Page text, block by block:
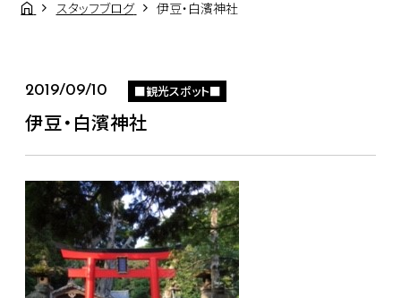
スタッフブログ 伊豆・白濱神社
2019/09/10 ■観光スポット■
伊豆・白濱神社